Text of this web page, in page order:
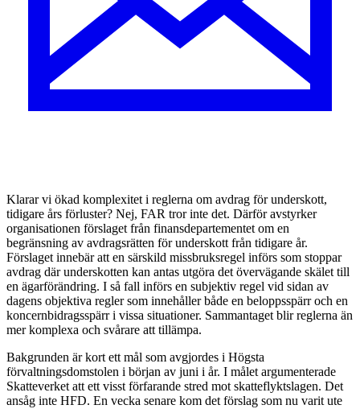
Klarar vi ökad komplexitet i reglerna om avdrag för underskott,
tidigare års förluster? Nej, FAR tror inte det. Därför avstyrker
organisationen förslaget från finansdepartementet om en
begränsning av avdragsrätten för underskott från tidigare år.
Förslaget innebär att en särskild missbruksregel införs som stoppar
avdrag där underskotten kan antas utgöra det övervägande skälet till
en ägarförändring. I så fall införs en subjektiv regel vid sidan av
dagens objektiva regler som innehåller både en beloppsspärr och en
koncernbidragsspärr i vissa situationer. Sammantaget blir reglerna än
mer komplexa och svårare att tillämpa.
Bakgrunden är kort ett mål som avgjordes i Högsta
förvaltningsdomstolen i början av juni i år. I målet argumenterade
Skatteverket att ett visst förfarande stred mot skatteflyktslagen. Det
ansåg inte HFD. En vecka senare kom det förslag som nu varit ute